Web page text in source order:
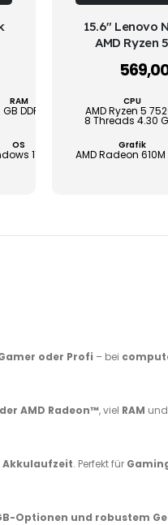
Optionen
auf
RAM
GB DDR5 256 GB
OS
11 Pro
Gewährleistung
2 Jahre
15.6" Lenovo
AMD Ryzen
CPU
AMD Ryzen 5
8 Threads 4.30
Grafik
AMD Radeon 610M
oder Profi – bei
AMD Radeon™, viel RAM
Akkulaufzeit. Perfekt für
Optionen und robustem